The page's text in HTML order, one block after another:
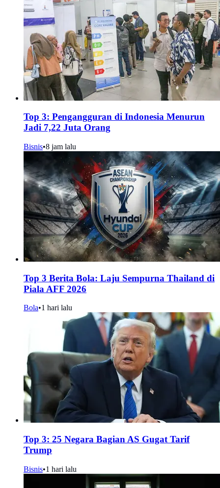
Top 3: Pengangguran di Indonesia Menurun
Jadi 7,22 Juta Orang
Bisnis•8 jam lalu
Top 3 Berita Bola: Laju Sempurna Thailand di
Piala AFF 2026
Bola•1 hari lalu
Top 3: 25 Negara Bagian AS Gugat Tarif
Trump
Bisnis•1 hari lalu